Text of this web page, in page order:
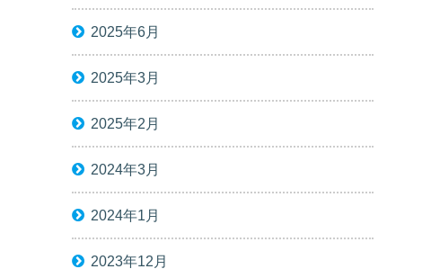
2025年6月
2025年3月
2025年2月
2024年3月
2024年1月
2023年12月